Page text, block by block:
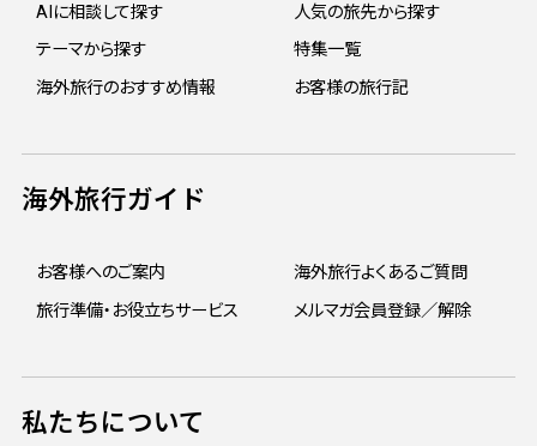
AIに相談して探す
人気の旅先から探す
テーマから探す
特集一覧
海外旅行のおすすめ情報
お客様の旅行記
海外旅行ガイド
お客様へのご案内
海外旅行よくあるご質問
旅行準備・お役立ちサービス
メルマガ会員登録／解除
私たちについて